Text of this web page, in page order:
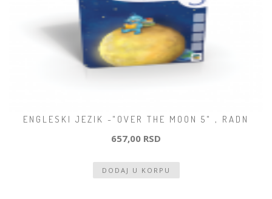
ENGLESKI JEZIK -"OVER THE MOON 5" , RADN
657,00 RSD